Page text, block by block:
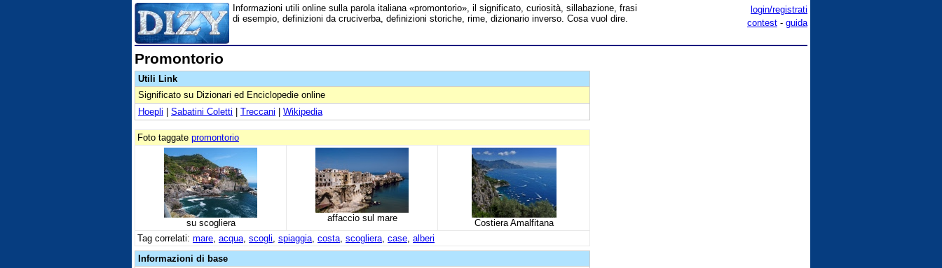
login/registrati
contest - guida
Informazioni utili online sulla parola italiana «promontorio», il significato, curiosità, sillabazione, frasi
di esempio, definizioni da cruciverba, definizioni storiche, rime, dizionario inverso. Cosa vuol dire.
Promontorio
Utili Link
Significato su Dizionari ed Enciclopedie online
Hoepli | Sabatini Coletti | Treccani | Wikipedia
Foto taggate promontorio
su scogliera affaccio sul mare
Costiera Amalfitana
Tag correlati: mare acqua scogli spiaggia costa scogliera case alberi
Informazioni di base